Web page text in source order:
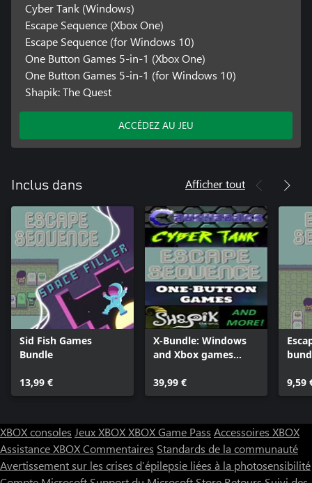
Cyber Tank (Windows)
Escape Sequence (Xbox One)
Escape Sequence (for Windows 10)
One Button Games 5-in-1 (Xbox One)
One Button Games 5-in-1 (for Windows 10)
Shapik: The Quest
ACCÉDEZ AU JEU
Inclus dans Afficher tout
Sid Fish Games
Bundle
13,99 €
X-Bundle: Windows
and Xbox games
39,99 €
9,59
XBOX consoles Jeux XBOXXBOX Game Pass Accessoires XBOX
Assistance XBOXCommentaires Standards de la communauté
Avertissement sur les crises d’épilepsie liées à la photosensibilité